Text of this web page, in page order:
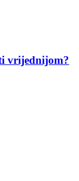
vrijednijom?